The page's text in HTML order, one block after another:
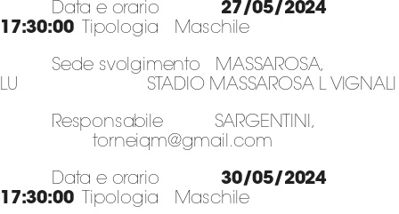
Data e orario 27/05/2024
17:30:00Tipologia Maschile
Sede svolgimento MASSAROSA,
LU STADIO MASSAROSA L VIGNALI
Responsabile SARGENTINI,
torneiqm@gmail.com
Data e orario 30/05/2024
17:30:00Tipologia Maschile